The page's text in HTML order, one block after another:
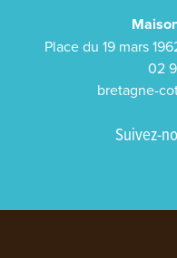
Place du 19 mars
02
bretagne-
Suivez-